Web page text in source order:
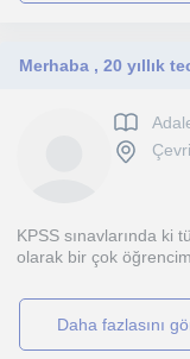
KPSS sınavlarında ki
olarak bir çok
daha fazlasını